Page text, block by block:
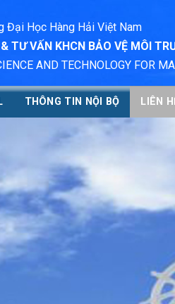
Đại Học Hàng Hải Việt Nam
TƯ VẤN KHCN BẢO VỆ MÔI
AND TECHNOLOGY FOR
THÔNG TIN NỘI BỘ LIÊN